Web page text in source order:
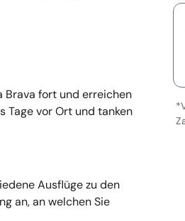
Brava fort und erreichen
Tage vor Ort und tanken
Ausflüge zu den
an, an welchen Sie